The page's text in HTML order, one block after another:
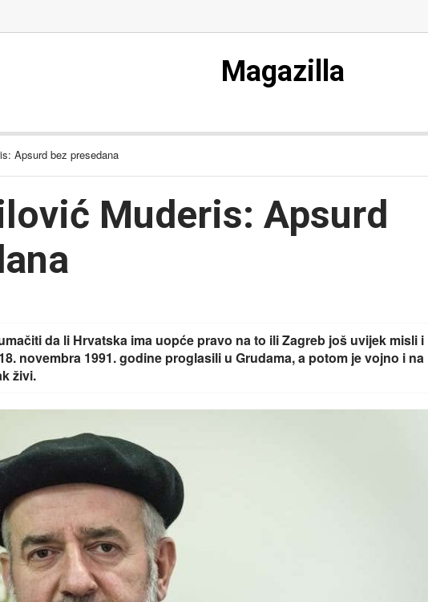
Magazilla
Apsurd bez presedana
Muderis: Apsurd
da li Hrvatska ima uopće pravo na to ili Zagreb još uvijek misli i
novembra 1991. godine proglasili u Grudama, a potom je vojno i na
živi.